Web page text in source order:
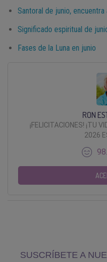
Santoral de junio,
Significado espiritual de
Fases de la Luna en junio
RON
¡FELICITACIONES! ¡TU
2026